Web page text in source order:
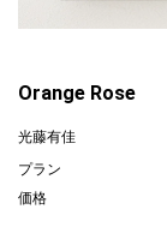
Orange Rose
光藤有佳
プラン
価格